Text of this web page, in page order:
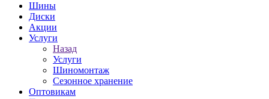
Шины
Диски
Акции
Услуги
Назад
Услуги
Шиномонтаж
Сезонное хранение
Оптовикам